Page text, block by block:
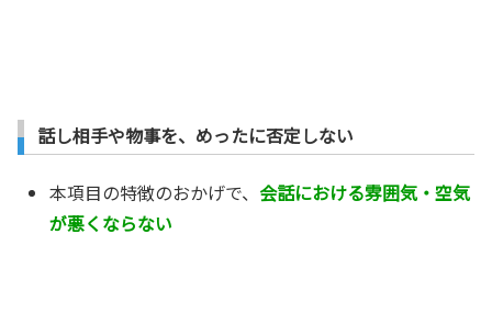
話し相手や物事を、めったに否定しない
本項目の特徴のおかげで、 会話における雰囲気・空気
が悪くならない